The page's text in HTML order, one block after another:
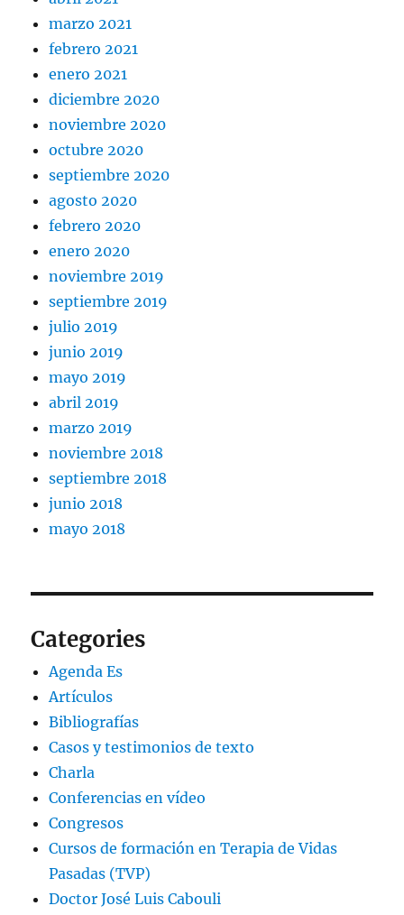
marzo 2021
febrero 2021
enero 2021
diciembre 2020
noviembre 2020
octubre 2020
septiembre 2020
agosto 2020
febrero 2020
enero 2020
noviembre 2019
septiembre 2019
julio 2019
junio 2019
mayo 2019
abril 2019
marzo 2019
noviembre 2018
septiembre 2018
junio 2018
mayo 2018
Categories
Agenda Es
Artículos
Bibliografías
Casos y testimonios de texto
Charla
Conferencias en vídeo
Congresos
Cursos de formación en Terapia de Vidas
Pasadas (TVP)
Doctor José Luis Cabouli